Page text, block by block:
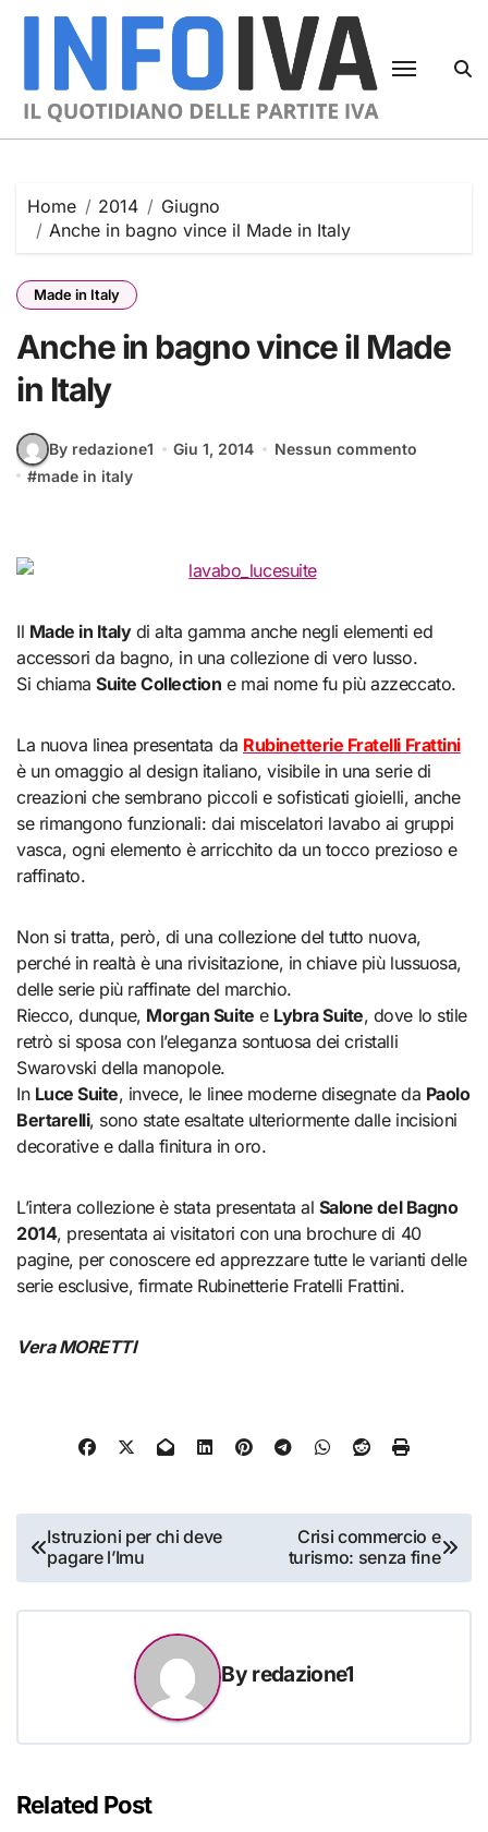
Skip
Home 2014
Giugno
Anche in bagno vince il Made in Italy
Made in Italy
Anche in bagno vince il Made
in Italy
By redazione1 Giu 1, 2014
Nessun commento
#made in italy
Il Made in Italydi alta gamma anche negli elementi ed
accessori da bagno, in una collezione di vero lusso.
Si chiamaSuite Collection e mai nome fu più azzeccato.
La nuova linea presentata da Rubinetterie Fratelli Frattini
è un omaggio al design italiano, visibile in una serie di
creazioni che sembrano piccoli e sofisticati gioielli, anche
se rimangono funzionali: dai miscelatori lavabo ai gruppi
vasca, ogni elemento è arricchito da un tocco prezioso e
raffinato.
Non si tratta, però, di una collezione del tutto nuova,
perché in realtà è una rivisitazione, in chiave più lussuosa,
delle serie più raffinate del marchio.
Riecco, dunque, Morgan Suite e Lybra Suite, dove lo stile
retrò si sposa con l’eleganza sontuosa dei cristalli
Swarovski della manopole.
In Luce Suite, invece, le linee moderne disegnate da Paolo
Bertarelli, sono state esaltate ulteriormente dalle incisioni
decorative e dalla finitura in oro.
L’intera collezione è stata presentata al Salone del Bagno
2014, presentata ai visitatori con una brochure di 40
pagine, per conoscere ed apprezzare tutte le varianti delle
serie esclusive, firmate Rubinetterie Fratelli Frattini.
Vera MORETTI
Navigazione
articoli
Istruzioni per chi deve
pagare l’Imu
Crisi commercio e
turismo: senza fine
By redazione1
Related Post